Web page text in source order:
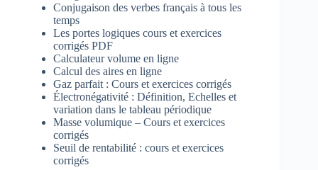
Conjugaison des verbes français à tous les
temps
Les portes logiques cours et exercices
corrigés PDF
Calculateur volume en ligne
Calcul des aires en ligne
Gaz parfait : Cours et exercices corrigés
Électronégativité : Définition, Echelles et
variation dans le tableau périodique
Masse volumique – Cours et exercices
corrigés
Seuil de rentabilité : cours et exercices
corrigés